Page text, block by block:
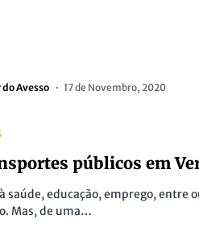
Avesso 17 de Novembro, 2020
públicos em
saúde, educação, emprego, entre
Mas, de uma…